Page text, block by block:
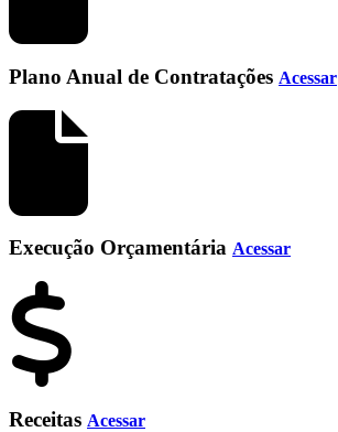
Plano Anual de Contratações Acessar
Execução Orçamentária Acessar
Receitas Acessar